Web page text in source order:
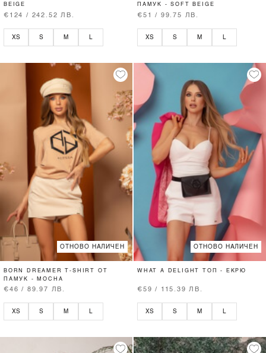
BEIGE
€124 / 242.52 ЛВ.
XS S M
ПАМУК - SOFT BEIGE
€51 / 99.75 ЛВ.
XS S M
ОТНОВО НАЛИЧЕН
BORN DREAMER T-SHIRT ОТ
ПАМУК - MOCHA
€46 / 89.97 ЛВ.
XS S M L
ОТНОВО НАЛИЧЕН
WHAT A DELIGHT ТОП - ЕКРЮ
€59 / 115.39 ЛВ.
XS S M L